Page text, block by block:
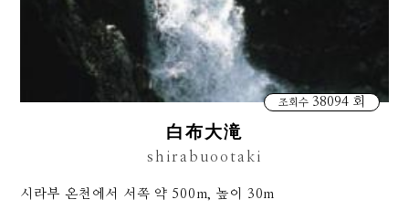
조회수38094 회
白布大滝
shirabuootaki
시라부 온천에서 서쪽 약 500m, 높이 30m